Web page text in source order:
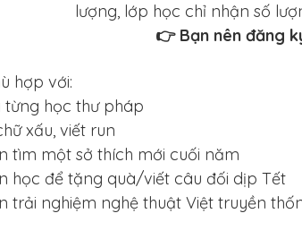
lượng, lớp học chỉ nhận số
👉 Bạn nên đăng
hợp với:
từng học thư pháp
xấu, viết run
tìm một sở thích mới cuối năm
học để tặng quà/viết câu đối dịp Tết
trải nghiệm nghệ thuật Việt truyền